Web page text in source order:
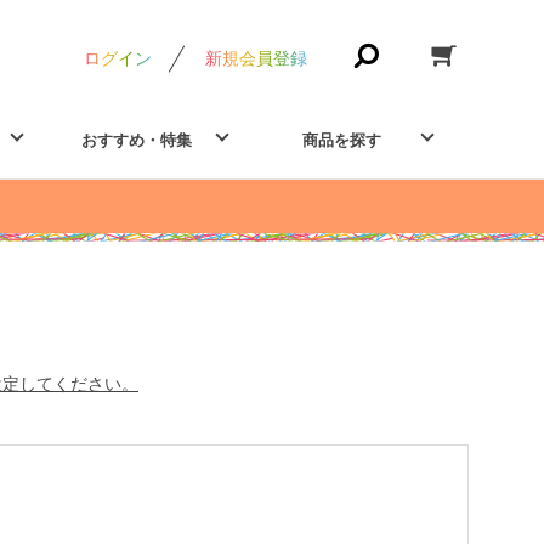
ログイン 新規会員登録
おすすめ・特集 商品を探す
してください。